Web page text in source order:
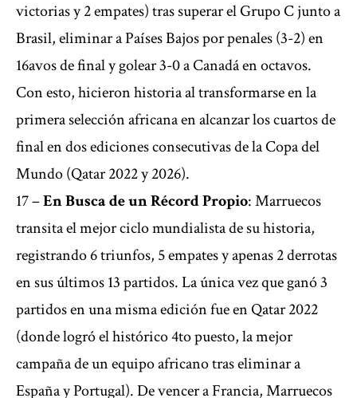
victorias y 2 empates) tras superar el Grupo C junto a
Brasil, eliminar a Países Bajos por penales (3-2) en
16avos de final y golear 3-0 a Canadá en octavos.
Con esto, hicieron historia al transformarse en la
primera selección africana en alcanzar los cuartos de
final en dos ediciones consecutivas de la Copa del
Mundo (Qatar 2022 y 2026).
17 –En Busca de un Récord Propio: Marruecos
transita el mejor ciclo mundialista de su historia,
registrando 6 triunfos, 5 empates y apenas 2 derrotas
en sus últimos 13 partidos. La única vez que ganó 3
partidos en una misma edición fue en Qatar 2022
(donde logró el histórico 4to puesto, la mejor
campaña de un equipo africano tras eliminar a
España y Portugal). De vencer a Francia, Marruecos